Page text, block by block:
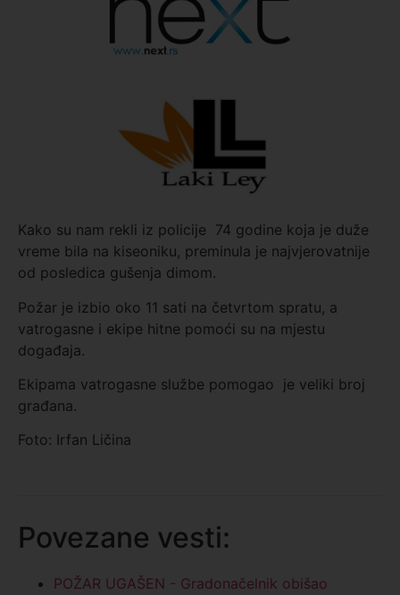
Kako su nam rekli iz policije 74 godine koja je duže
vreme bila na kiseoniku, preminula je najvjerovatnije
od posledica gušenja dimom.
Požar je izbio oko 11 sati na četvrtom spratu, a
vatrogasne i ekipe hitne pomoći su na mjestu
događaja.
Ekipama vatrogasne službe pomogao je veliki broj
građana.
Foto: Irfan Ličina
Povezane vesti:
POŽAR UGAŠEN - Gradonačelnik obišao